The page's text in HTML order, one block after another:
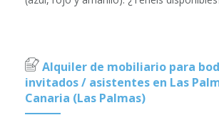
Alquiler de mobiliario para
invitados / asistentes en Las
Canaria (Las Palmas)